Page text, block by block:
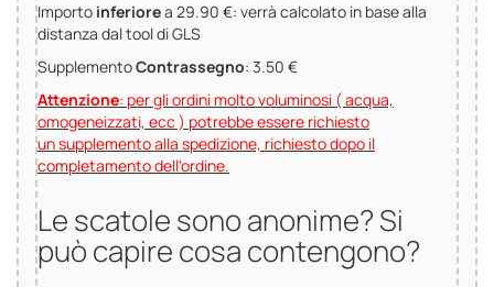
Importo inferiorea 29.90 €: verrà calcolato in base alla
distanza dal tool di GLS
SupplementoContrassegno: 3.50 €
Attenzione: per gli ordini molto voluminosi ( acqua,
omogeneizzati, ecc ) potrebbe essere richiesto
un supplemento alla spedizione, richiesto dopo il
completamento dell'ordine.
Le scatole sono anonime? Si
può capire cosa contengono?